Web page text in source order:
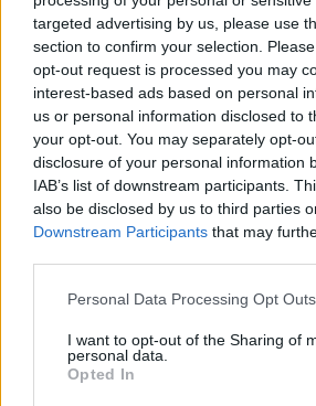
targeted advertising by us, please use
section to confirm your selection.
opt-out request is processed you may
interest-based ads based on personal
us or personal information disclosed to
your opt-out. You may separately opt-
disclosure of your personal information
IAB’s list of downstream participants.
also be disclosed by us to third parties
Downstream Participants that may
Personal Data Processing Opt Outs
I want to opt-out of the Sharing of
personal data.
Opted In
Κυπαρισσία: Open Air
βραβευμένου ντοκιμαντέρ
Attenborough»
04/08/2026 11:36